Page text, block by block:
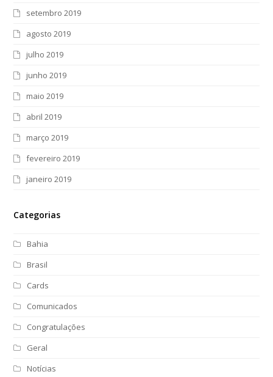
setembro 2019
agosto 2019
julho 2019
junho 2019
maio 2019
abril 2019
março 2019
fevereiro 2019
janeiro 2019
Categorias
Bahia
Brasil
Cards
Comunicados
Congratulações
Geral
Notícias